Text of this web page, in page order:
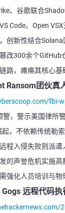
、谷歌联合
Code、Open
创新性结合
改300余个GitHub
路，瘫痪其核心基
Ransom团伙真
fbi-
警，警示美国律所
，不依赖传统勒
程入侵失败则派
的声誉危机实施
强化人员培训与物
远程代码